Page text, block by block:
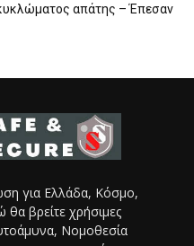
απάτης – Έπεσαν
για Ελλάδα, Κόσμο,
βρείτε χρήσιμες
Νομοθεσία